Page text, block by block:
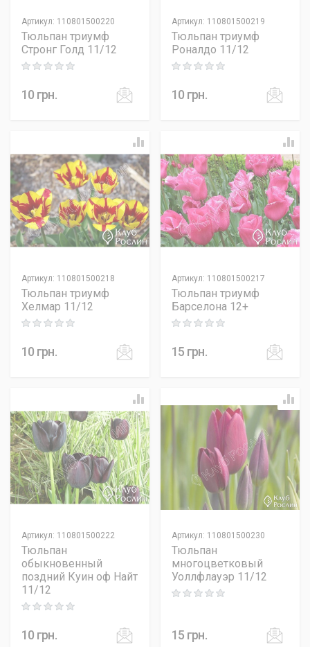
Артикул: 110801500220
Тюльпан триумф
Стронг Голд 11/12
Rating: 0 out of 5
10 грн.
Артикул: 110801500219
Тюльпан триумф
Роналдо 11/12
Rating: 0 out of 5
10 грн.
Артикул: 110801500218
Тюльпан триумф
Хелмар 11/12
Rating: 0 out of 5
10 грн.
Артикул: 110801500217
Тюльпан триумф
Барселона 12+
Rating: 0 out of 5
15 грн.
Артикул: 110801500222
Тюльпан
обыкновенный
поздний Куин оф Найт
11/12
Rating: 0 out of 5
10 грн.
Артикул: 110801500230
Тюльпан
многоцветковый
Уоллфлауэр 11/12
Rating: 0 out of 5
15 грн.